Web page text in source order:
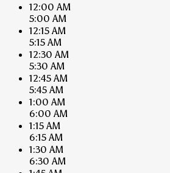
12:00 AM
5:00 AM
12:15 AM
5:15 AM
12:30 AM
5:30 AM
12:45 AM
5:45 AM
1:00 AM
6:00 AM
1:15 AM
6:15 AM
1:30 AM
6:30 AM